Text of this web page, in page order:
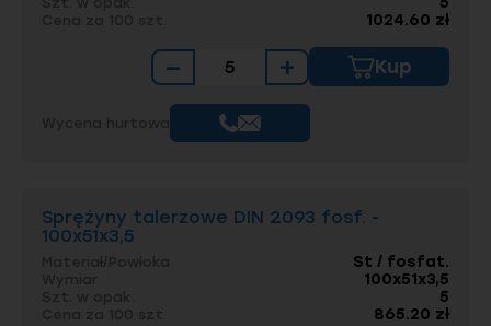
1024.60 zł
− + Kup
Sprężyny talerzowe DIN 2093 fosf. -
100x51x3,5
St / fosfat.
100x51x3,5
5
865.20 zł